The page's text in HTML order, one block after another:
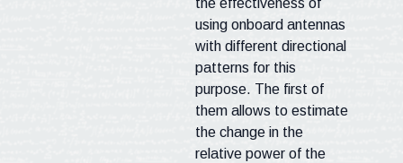
the effectiveness of
using onboard antennas
with different directional
patterns for this
purpose. The first of
them allows to estimate
the change in the
relative power of the